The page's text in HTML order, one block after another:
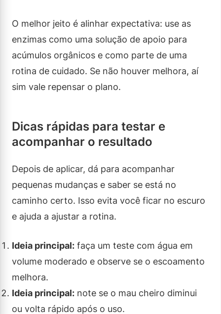
O melhor jeito é alinhar expectativa: use as
enzimas como uma solução de apoio para
acúmulos orgânicos e como parte de uma
rotina de cuidado. Se não houver melhora, aí
sim vale repensar o plano.
Dicas rápidas para testar e
acompanhar o resultado
Depois de aplicar, dá para acompanhar
pequenas mudanças e saber se está no
caminho certo. Isso evita você ficar no escuro
e ajuda a ajustar a rotina.
Ideia principal: faça um teste com água em
volume moderado e observe se o escoamento
melhora.
Ideia principal: note se o mau cheiro diminui
ou volta rápido após o uso.